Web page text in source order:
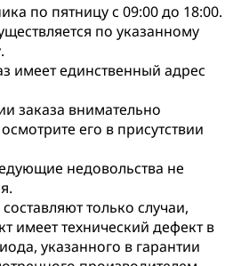
по пятницу с 09:00 до 18:00.
по указанному
имеет единственный адрес
заказа внимательно
его в присутствии
недовольства не
только случаи,
имеет технический дефект в
указанного в гарантии